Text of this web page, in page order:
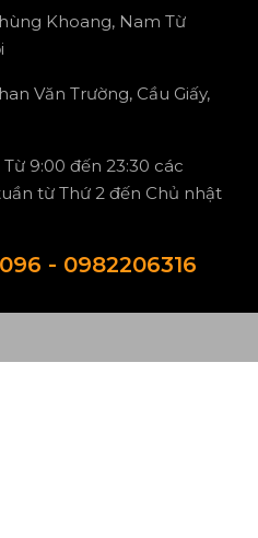
Khoang, Nam Từ
Văn Trường, Cầu Giấy,
Từ 9:00 đến 23:30 các
từ Thứ 2 đến Chủ nhật
- 0982206316